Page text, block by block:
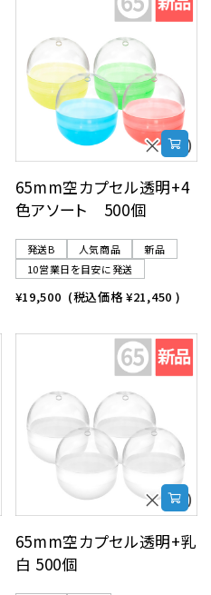
65mm空カプセル透明+4
色アソート 500個
発送B 人気商品
新品
10営業日を目安に発送
¥19,500 (税込価格¥21,450 )
65mm空カプセル透明+乳
白 500個